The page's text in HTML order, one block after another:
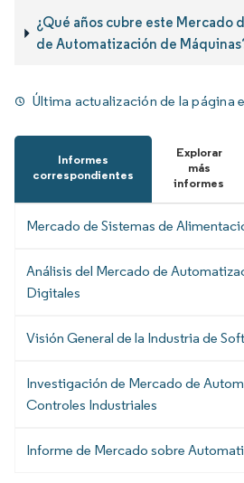
¿Qué años cubre este Mercado
de Automatización de
Última actualización de la página
Informes
correspondientes
Explorar
más
informes
Mercado de Sistemas de
Análisis del Mercado de
Digitales
Visión General de la Industria de
Investigación de Mercado de
Controles Industriales
Informe de Mercado sobre